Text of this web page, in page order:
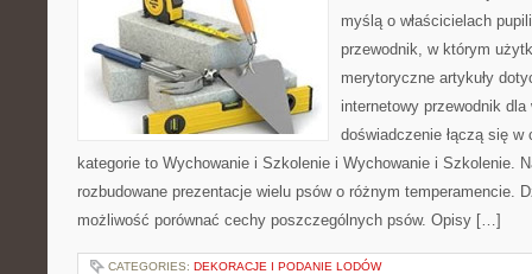
myślą o właścicielach
przewodnik, w którym
merytoryczne artykuły
internetowy przewodnik
doświadczenie łączą się
kategorie to Wychowanie i Szkolenie i Wychowanie i Szkolenie.
rozbudowane prezentacje wielu psów o różnym temperamencie.
możliwość porównać cechy poszczególnych psów. Opisy […]
CATEGORIES: DEKORACJE I PODANIE LODÓW